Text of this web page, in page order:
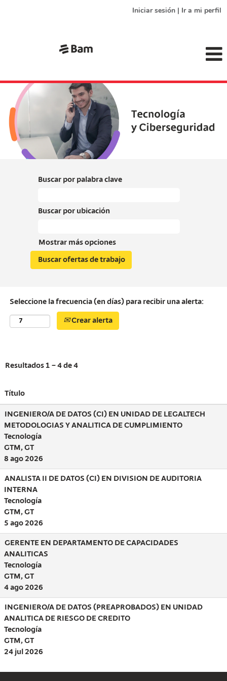
Iniciar sesión | Ir a mi perfil
tecnologia_ciberseguridad_bam
Buscar por palabra clave
Buscar por ubicación
Mostrar más opciones
Seleccione la frecuencia (en días) para recibir una alerta:
Crear alerta
Resultados1 – 4de4
Título
INGENIERO/A DE DATOS (CI) EN UNIDAD DE LEGALTECH
METODOLOGIAS Y ANALITICA DE CUMPLIMIENTO
Tecnología
GTM, GT
8 ago 2026
ANALISTA II DE DATOS (CI) EN DIVISION DE AUDITORIA
INTERNA
Tecnología
GTM, GT
5 ago 2026
GERENTE EN DEPARTAMENTO DE CAPACIDADES
ANALITICAS
Tecnología
GTM, GT
4 ago 2026
INGENIERO/A DE DATOS (PREAPROBADOS) EN UNIDAD
ANALITICA DE RIESGO DE CREDITO
Tecnología
GTM, GT
24 jul 2026